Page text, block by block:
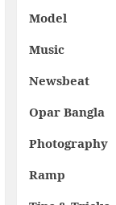
Model
Music
Newsbeat
Opar Bangla
Photography
Ramp